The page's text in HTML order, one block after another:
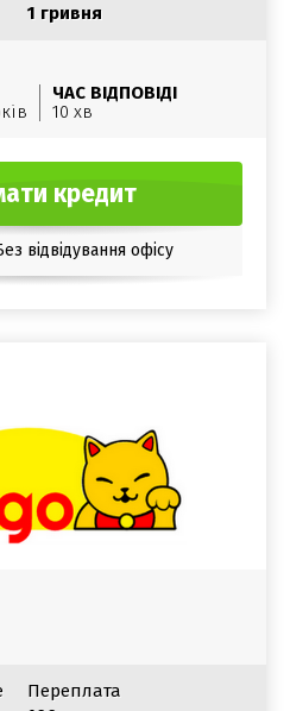
1 гривня
ЧАС ВІДПОВІДІ
10 хв
кредит
відвідування офісу
Переплата